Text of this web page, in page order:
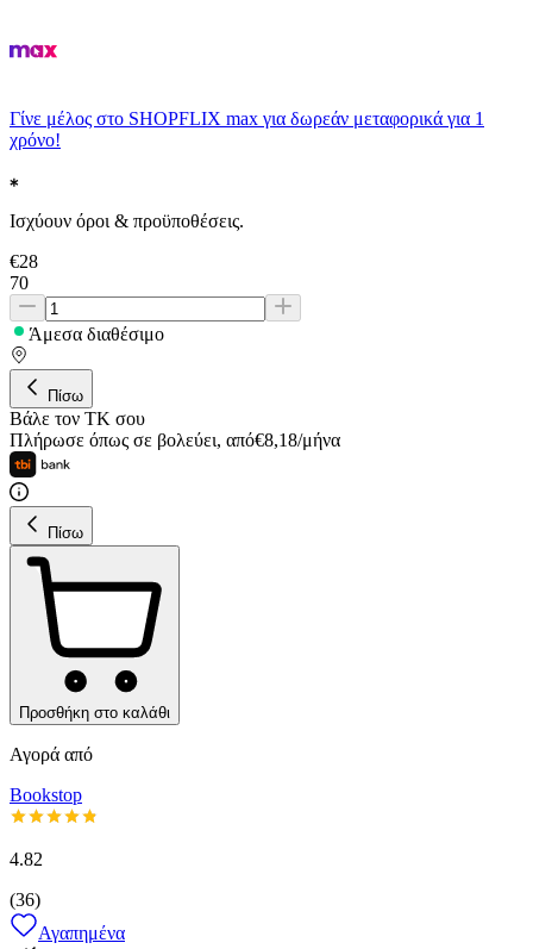
Γίνε μέλος στο SHOPFLIX max για δωρεάν μεταφορικά για 1
χρόνο!
Ισχύουν όροι & προϋποθέσεις.
€28
70
Άμεσα διαθέσιμο
Πίσω
Βάλε τον ΤΚ σου
Πλήρωσε όπως σε βολεύει, από€8,18/μήνα
Πίσω
Προσθήκη στο καλάθι
Αγορά από
Bookstop
4.82
(36)
Αγαπημένα